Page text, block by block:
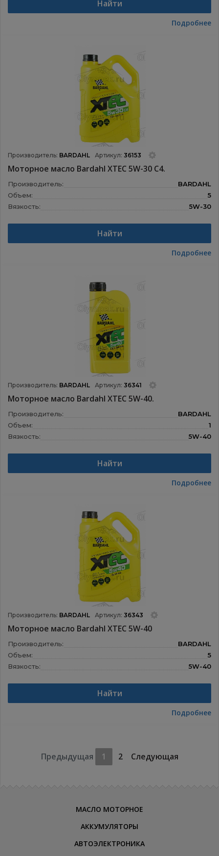
Найти
Подробнее
Производитель: BARDAHL Артикул: 36153
Моторное масло Bardahl XTEC 5W-30 С4.
Производитель:
BARDAHL
Объем:
5
Вязкость:
5W-30
Найти
Подробнее
Производитель: BARDAHL Артикул: 36341
Моторное масло Bardahl XTEC 5W-40.
Производитель:
BARDAHL
Объем:
1
Вязкость:
5W-40
Найти
Подробнее
Производитель: BARDAHL Артикул: 36343
Моторное масло Bardahl XTEC 5W-40
Производитель:
BARDAHL
Объем:
5
Вязкость:
5W-40
Найти
Подробнее
Предыдущая 1 2 Следующая
МАСЛО МОТОРНОЕ
АККУМУЛЯТОРЫ
АВТОЭЛЕКТРОНИКА